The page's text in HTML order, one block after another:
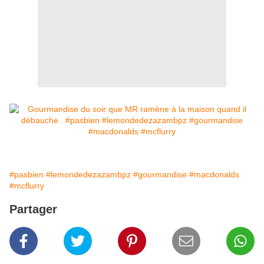
#pasbien #lemondedezazambpz #gourmandise #macdonalds
#mcflurry
Partager